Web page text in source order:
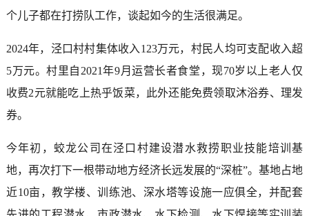
个儿子都在打捞队工作，谈起如今的生活很满足。
2024年，泾口村村集体收入123万元，村民人均可支配收入超
5万元。村里自2021年9月运营长者食堂，现70岁以上老人仅
收费2元就能吃上热乎饭菜，此外还能免费领取沐浴券、理发
券。
今年初，蛟龙公司在泾口村建设潜水救捞职业技能培训基
地，再次打下一根带动地方经济长远发展的“深桩”。基地占地
近10亩，教学楼、训练池、深水塔等设施一应俱全，并配套